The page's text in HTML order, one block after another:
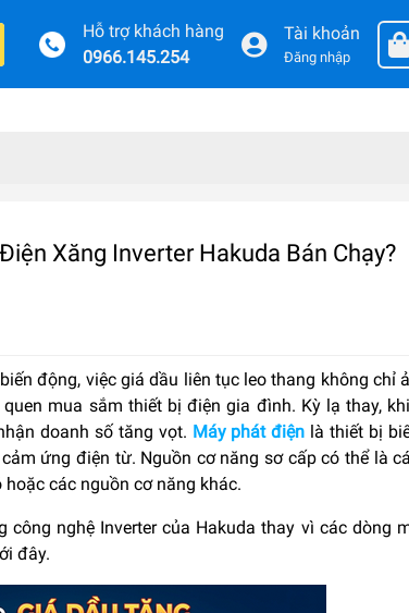
Hỗ trợ khách hàng
0966.145.254
Tài khoản
Đăng nhập
Xăng Inverter Hakuda Bán Chạy?
động, việc giá dầu liên tục leo thang không chỉ
mua sắm thiết bị điện gia đình. Kỳ lạ thay,
doanh số tăng vọt. Máy phát điện là thiết bị
ứng điện từ. Nguồn cơ năng sơ cấp có thể là
các nguồn cơ năng khác.
nghệ Inverter của Hakuda thay vì các dòng
đây.